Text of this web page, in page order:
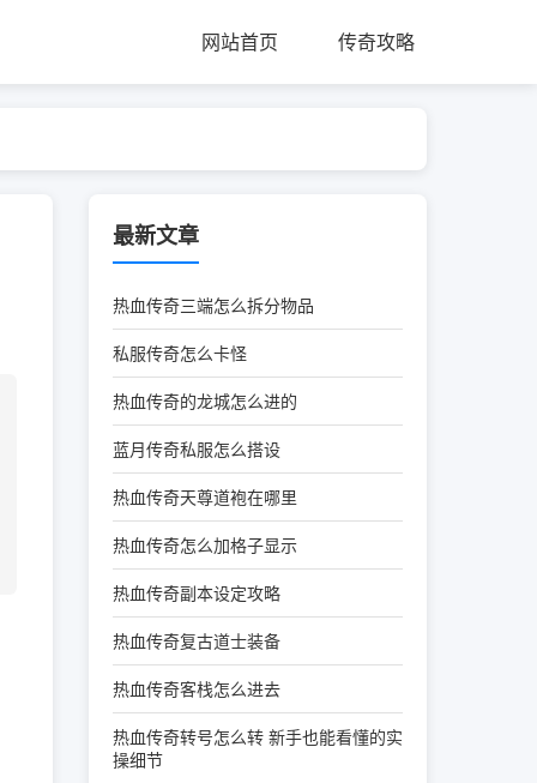
网站首页 传奇攻略
最新文章
热血传奇三端怎么拆分物品
私服传奇怎么卡怪
热血传奇的龙城怎么进的
蓝月传奇私服怎么搭设
热血传奇天尊道袍在哪里
热血传奇怎么加格子显示
热血传奇副本设定攻略
热血传奇复古道士装备
热血传奇客栈怎么进去
热血传奇转号怎么转 新手也能看懂的实
操细节